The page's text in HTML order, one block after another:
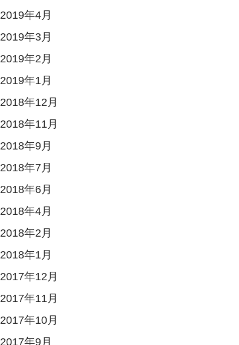
2019年4月
2019年3月
2019年2月
2019年1月
2018年12月
2018年11月
2018年9月
2018年7月
2018年6月
2018年4月
2018年2月
2018年1月
2017年12月
2017年11月
2017年10月
2017年9月